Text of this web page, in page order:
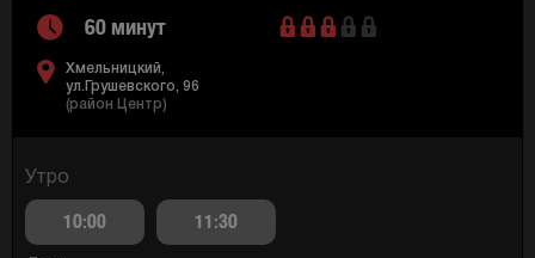
60 минут
Хмельницкий,
ул.Грушевского, 96
(район Центр)
Утро
10:00 11:30